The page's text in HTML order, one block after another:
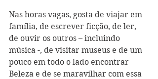
Nas horas vagas, gosta de viajar em
família, de escrever ficção, de ler,
de ouvir os outros – incluindo
música -, de visitar museus e de um
pouco em todo o lado encontrar
Beleza e de se maravilhar com essa